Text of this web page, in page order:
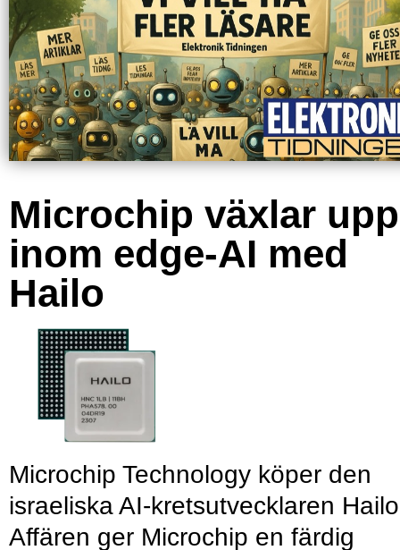
Microchip växlar upp
inom edge-AI med
Hailo
Microchip Technology köper den
israeliska AI-kretsutvecklaren
Affären ger Microchip en färdig